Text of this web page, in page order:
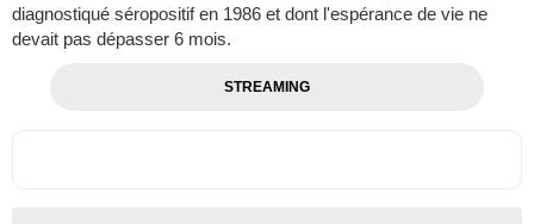
diagnostiqué séropositif en 1986 et dont l'espérance de vie ne
devait pas dépasser 6 mois.
STREAMING